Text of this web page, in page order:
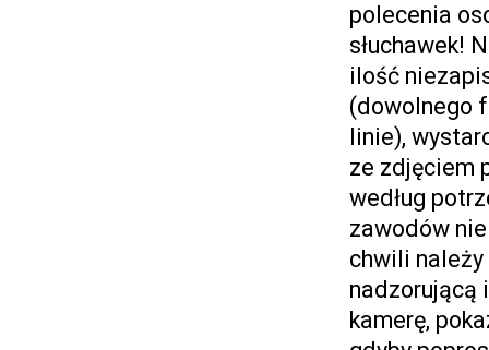
polecenia
słuchawek!
ilość
(dowolnego
linie),
ze zdjęciem
według
zawodów
chwili
nadzorującą
kamerę,